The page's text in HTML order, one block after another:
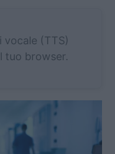
vocale (TTS)
tuo browser.